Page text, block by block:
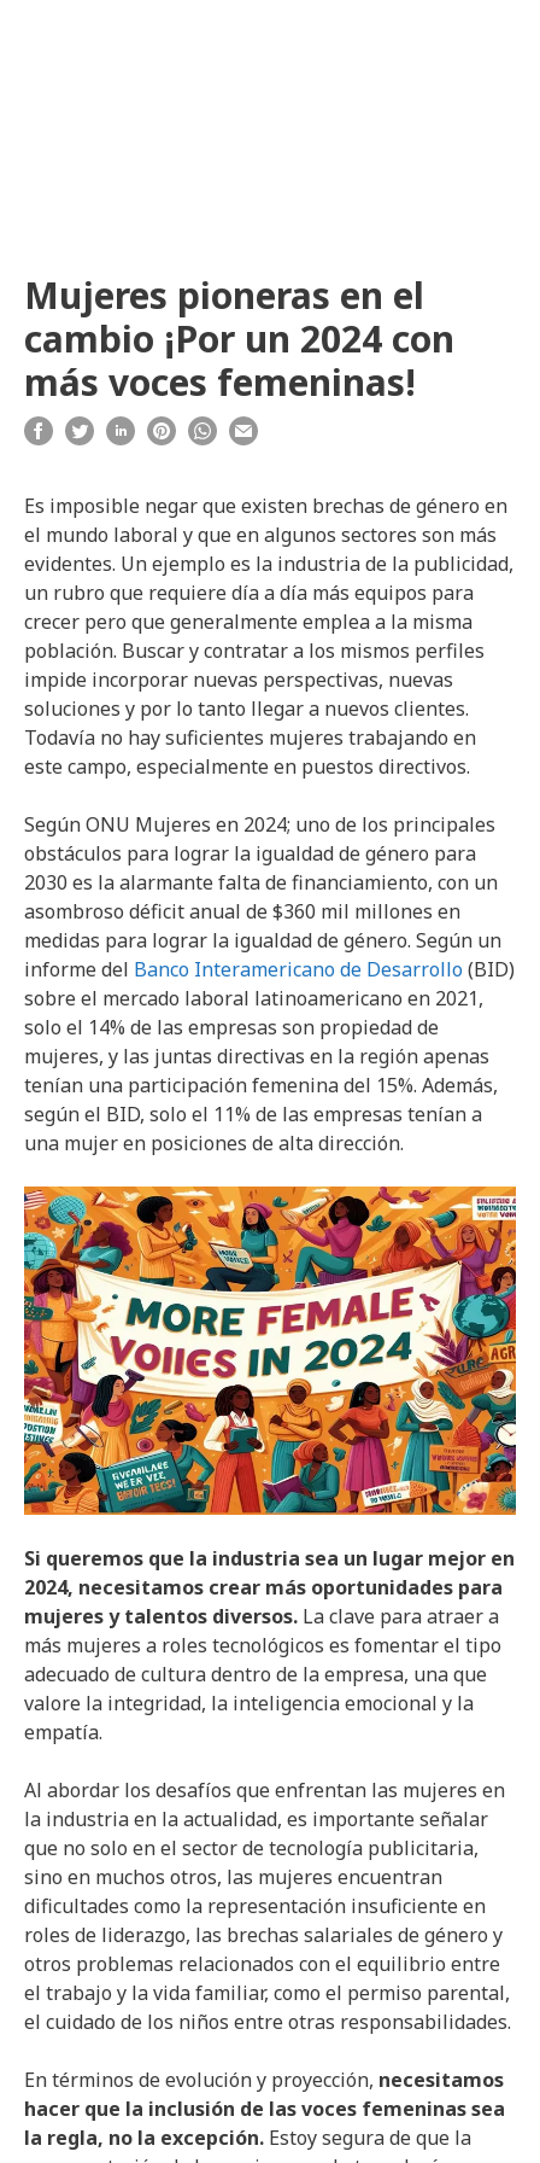
Mujeres pioneras en el
cambio ¡Por un 2024 con
más voces femeninas!
Es imposible negar que existen brechas de género en
el mundo laboral y que en algunos sectores son más
evidentes. Un ejemplo es la industria de la publicidad,
un rubro que requiere día a día más equipos para
crecer pero que generalmente emplea a la misma
población. Buscar y contratar a los mismos perfiles
impide incorporar nuevas perspectivas, nuevas
soluciones y por lo tanto llegar a nuevos clientes.
Todavía no hay suficientes mujeres trabajando en
este campo, especialmente en puestos directivos.
Según ONU Mujeres en 2024; uno de los principales
obstáculos para lograr la igualdad de género para
2030 es la alarmante falta de financiamiento, con un
asombroso déficit anual de $360 mil millones en
medidas para lograr la igualdad de género. Según un
informe del Banco Interamericano de Desarrollo(BID)
sobre el mercado laboral latinoamericano en 2021,
solo el 14% de las empresas son propiedad de
mujeres, y las juntas directivas en la región apenas
tenían una participación femenina del 15%. Además,
según el BID, solo el 11% de las empresas tenían a
una mujer en posiciones de alta dirección.
Si queremos que la industria sea un lugar mejor en
2024, necesitamos crear más oportunidades para
mujeres y talentos diversos. La clave para atraer a
más mujeres a roles tecnológicos es fomentar el tipo
adecuado de cultura dentro de la empresa, una que
valore la integridad, la inteligencia emocional y la
empatía.
Al abordar los desafíos que enfrentan las mujeres en
la industria en la actualidad, es importante señalar
que no solo en el sector de tecnología publicitaria,
sino en muchos otros, las mujeres encuentran
dificultades como la representación insuficiente en
roles de liderazgo, las brechas salariales de género y
otros problemas relacionados con el equilibrio entre
el trabajo y la vida familiar, como el permiso parental,
el cuidado de los niños entre otras responsabilidades.
En términos de evolución y proyección, necesitamos
hacer que la inclusión de las voces femeninas sea
la regla, no la excepción. Estoy segura de que la